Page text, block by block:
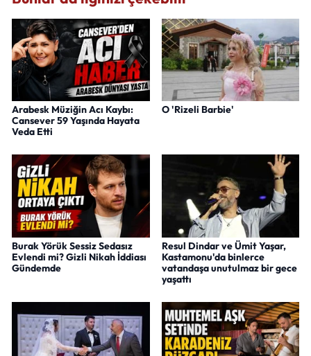
Arabesk Müziğin Acı Kaybı:
Cansever 59 Yaşında Hayata
Veda Etti
O 'Rizeli Barbie'
Burak Yörük Sessiz Sedasız
Evlendi mi? Gizli Nikah İddiası
Gündemde
Resul Dindar ve Ümit Yaşar,
Kastamonu'da binlerce
vatandaşa unutulmaz bir gece
yaşattı